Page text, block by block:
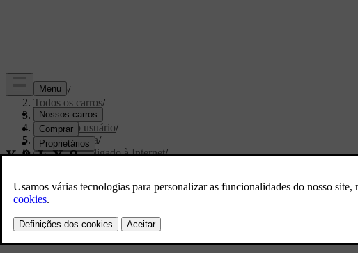
Suporte/
Todos os carros/
XC70 2015/
Manual do usuário/
Áudio e média/
Automóvel ligado à Internet/
Suporte personalizadoObtenha informações relevantes para seu carro específico.